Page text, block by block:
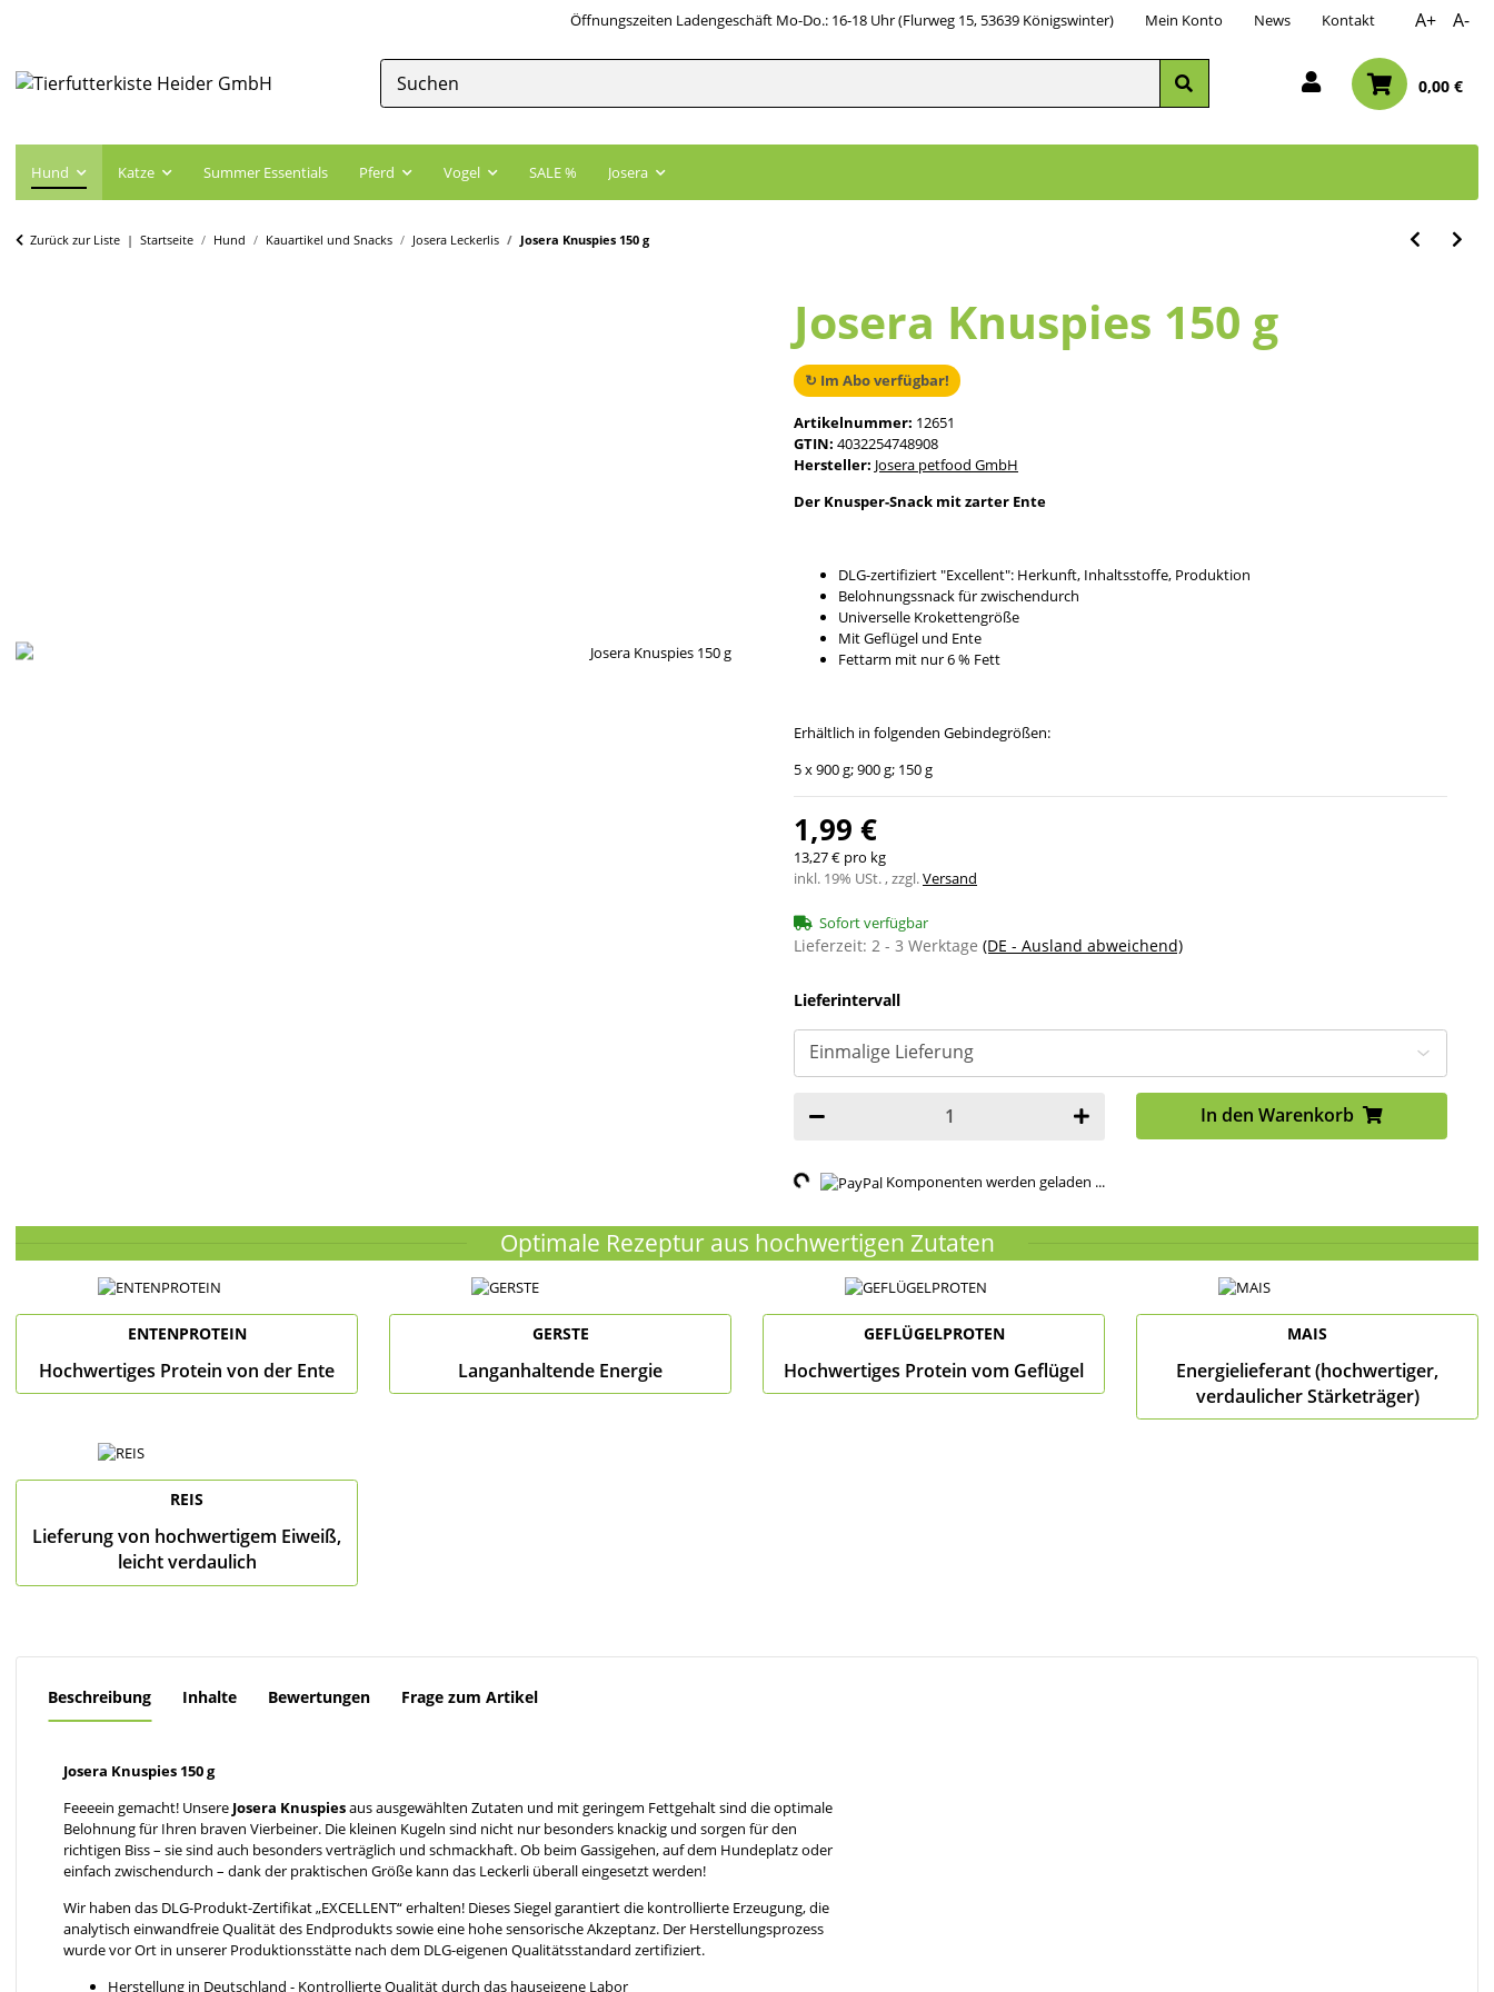
Öffnungszeiten Ladengeschäft Mo-Do.: 16-18 Uhr (Flurweg 15, 53639 Königswinter) Mein Konto News Kontakt A+ A-
0,00 €
Hund Katze Summer Essentials Pferd Vogel SALE % Josera
Zurück zur Liste Startseite Hund Kauartikel und Snacks Josera Leckerlis Josera Knuspies 150 g
Josera Knuspies 150 g
↻ Im Abo verfügbar!
Artikelnummer: 12651
GTIN: 4032254748908
Hersteller: Josera petfood GmbH
Der Knusper-Snack mit zarter Ente
DLG-zertifiziert "Excellent": Herkunft, Inhaltsstoffe, Produktion
Belohnungssnack für zwischendurch
Universelle Krokettengröße
Mit Geflügel und Ente
Fettarm mit nur 6 % Fett
Erhältlich in folgenden Gebindegrößen:
5 x 900 g; 900 g; 150 g
1,99 €
13,27 € pro kg
inkl. 19% USt. , zzgl.Versand
Sofort verfügbar
Lieferzeit: 2 - 3 Werktage (DE - Ausland abweichend)
Lieferintervall
In den Warenkorb
Loading... Komponenten werden geladen ...
Optimale Rezeptur aus hochwertigen Zutaten
ENTENPROTEIN
Hochwertiges Protein von der Ente
GERSTE
Langanhaltende Energie
GEFLÜGELPROTEN
Hochwertiges Protein vom Geflügel
MAIS
Energielieferant (hochwertiger,
verdaulicher Stärketräger)
REIS
Lieferung von hochwertigem Eiweiß,
leicht verdaulich
Beschreibung Inhalte Bewertungen Frage zum Artikel
Josera Knuspies 150 g
Feeeein gemacht! Unsere Josera Knuspiesaus ausgewählten Zutaten und mit geringem Fettgehalt sind die optimale
Belohnung für Ihren braven Vierbeiner. Die kleinen Kugeln sind nicht nur besonders knackig und sorgen für den
richtigen Biss – sie sind auch besonders verträglich und schmackhaft. Ob beim Gassigehen, auf dem Hundeplatz oder
einfach zwischendurch – dank der praktischen Größe kann das Leckerli überall eingesetzt werden!
Wir haben das DLG-Produkt-Zertifikat „EXCELLENT“ erhalten! Dieses Siegel garantiert die kontrollierte Erzeugung, die
analytisch einwandfreie Qualität des Endprodukts sowie eine hohe sensorische Akzeptanz. Der Herstellungsprozess
wurde vor Ort in unserer Produktionsstätte nach dem DLG-eigenen Qualitätsstandard zertifiziert.
Herstellung in Deutschland - Kontrollierte Qualität durch das hauseigene Labor